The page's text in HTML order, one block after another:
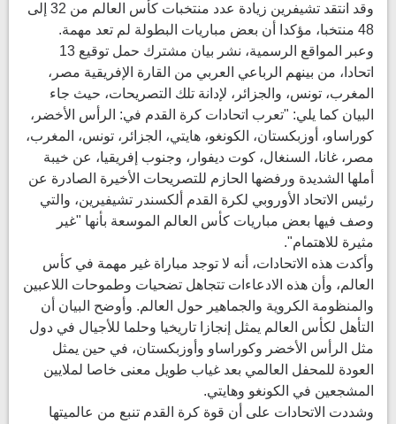
وقد انتقد تشيفرين زيادة عدد منتخبات كأس العالم من 32 إلى
48 منتخبا، مؤكدا أن بعض مباريات البطولة لم تعد مهمة.
وعبر المواقع الرسمية، نشر بيان مشترك حمل توقيع 13
اتحادا، من بينهم الرباعي العربي من القارة الإفريقية مصر،
المغرب، تونس، والجزائر، لإدانة تلك التصريحات، حيث جاء
البيان كما يلي: "تعرب اتحادات كرة القدم في: الرأس الأخضر،
كوراساو، أوزبكستان، الكونغو، هايتي، الجزائر، تونس، المغرب،
مصر، غانا، السنغال، كوت ديفوار، وجنوب إفريقيا، عن خيبة
أملها الشديدة ورفضها الحازم للتصريحات الأخيرة الصادرة عن
رئيس الاتحاد الأوروبي لكرة القدم ألكسندر تشيفيرين، والتي
وصف فيها بعض مباريات كأس العالم الموسعة بأنها "غير
مثيرة للاهتمام".
وأكدت هذه الاتحادات، أنه لا توجد مباراة غير مهمة في كأس
العالم، وأن هذه الادعاءات تتجاهل تضحيات وطموحات اللاعبين
والمنظومة الكروية والجماهير حول العالم. وأوضح البيان أن
التأهل لكأس العالم يمثل إنجازا تاريخيا وحلما للأجيال في دول
مثل الرأس الأخضر وكوراساو وأوزبكستان، في حين يمثل
العودة للمحفل العالمي بعد غياب طويل معنى خاصا لملايين
المشجعين في الكونغو وهايتي.
وشددت الاتحادات على أن قوة كرة القدم تنبع من عالميتها